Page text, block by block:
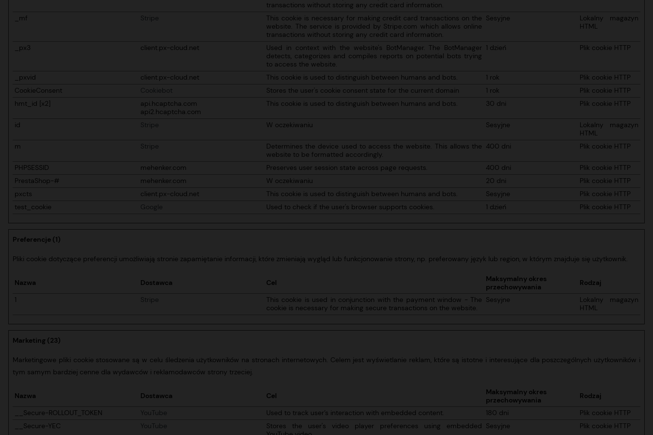
transactions without storing any credit card information.
_mf Stripe
This cookie is necessary for making credit card transactions on the
website. The service is provided by Stripe.com which allows online
transactions without storing any credit card information.
Sesyjne
Lokalny magazyn
HTML
_px3 client.px-cloud.net
Used in context with the website's BotManager. The BotManager
detects, categorizes and compiles reports on potential bots trying
to access the website.
1 dzień Plik cookie HTTP
_pxvid client.px-cloud.net This cookie is used to distinguish between humans and bots. 1 rok
Plik cookie HTTP
CookieConsent
Cookiebot Stores the user's cookie consent state for the current domain 1 rok
Plik cookie HTTP
hmt_id [x2]
api.hcaptcha.com
api2.hcaptcha.com
This cookie is used to distinguish between humans and bots. 30 dni Plik cookie HTTP
id Stripe W oczekiwaniu Sesyjne
Lokalny magazyn
HTML
m
Stripe
Determines the device used to access the website. This allows the
website to be formatted accordingly.
400 dni Plik cookie HTTP
PHPSESSID mehenker.com Preserves user session state across page requests. 400 dni
Plik cookie HTTP
PrestaShop-#
mehenker.com W oczekiwaniu 20 dni
Plik cookie HTTP
pxcts
client.px-cloud.net This cookie is used to distinguish between humans and bots. Sesyjne
Plik cookie HTTP
test_cookie
Google Used to check if the user's browser supports cookies. 1 dzień Plik cookie HTTP
Preferencje (1)
Pliki cookie dotyczące preferencji umożliwiają stronie zapamiętanie informacji, które zmieniają wygląd lub funkcjonowanie strony, np. preferowany język lub region, w którym znajduje się użytkownik.
Nazwa Dostawca Cel
Maksymalny okres
przechowywania
Rodzaj
1
Stripe
This cookie is used in conjunction with the payment window - The
cookie is necessary for making secure transactions on the website.
Sesyjne
Lokalny magazyn
HTML
Marketing (23)
Marketingowe pliki cookie stosowane są w celu śledzenia użytkowników na stronach internetowych. Celem jest wyświetlanie reklam, które są istotne i interesujące dla poszczególnych użytkowników i
tym samym bardziej cenne dla wydawców i reklamodawców strony trzeciej.
Nazwa Dostawca Cel
Maksymalny okres
przechowywania
Rodzaj
__Secure-ROLLOUT_TOKEN
YouTube Used to track user’s interaction with embedded content. 180 dni
Plik cookie HTTP
__Secure-YEC
YouTube
Stores the user's video player preferences using embedded Sesyjne Plik cookie HTTP